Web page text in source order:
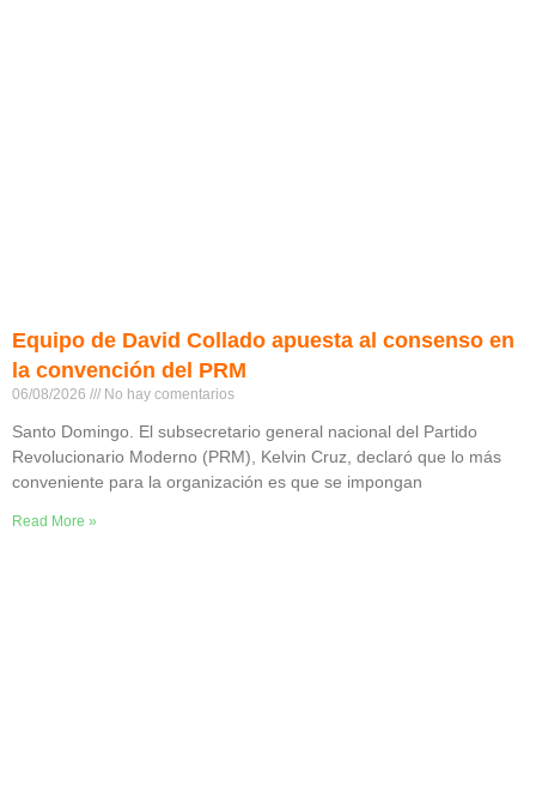
Equipo de David Collado apuesta al consenso en
la convención del PRM
06/08/2026 No hay comentarios
Santo Domingo. El subsecretario general nacional del Partido
Revolucionario Moderno (PRM), Kelvin Cruz, declaró que lo más
conveniente para la organización es que se impongan
Read More »